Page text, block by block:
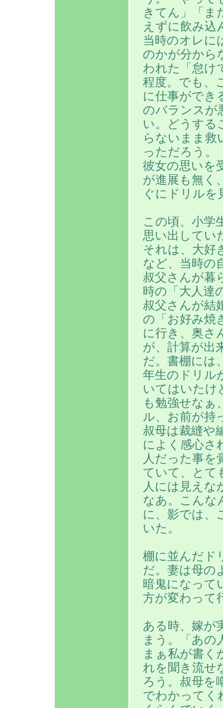
きてん」「ま
えずに飲み込
当時のオレに
のかが分から
われた「怠け
程度。でも、
に仕事ができ
のバランスが
い。どうする
らないまま救
っただろう。
彼女の思いを
が進展も無く
ぐにドリルを
この頃、小学
思い出してい
それは、大好
など、当時の
叔父さんが暮
時の「大人達
叔父さんが結
の「お好み焼
に行き、奥さ
が、計算が出
だ。書棚には
年生のドリル
いてはいたけ
も勉強せなぁ
ル、お前が持
叔母は裁縫や
によく感心さ
人だった事を
ていて、とて
人には見えな
なあ。こんな
に、影では、
いた。
棚に並んだド
だ。妻は母の
暗鬼になって
方が変わって
ある時、嫁が
まう。「あの
まぁ私が書く
れを聞き流せ
ろう。叔母を
でわかってく